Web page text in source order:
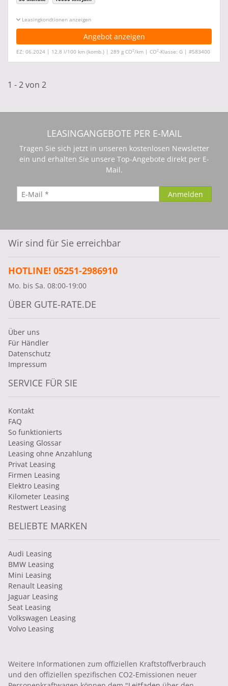
Leasingkonditionen ein-/ausblenden
Angebot anzeigen
EZ: 06.2024 | 12,8 l/100 km (komb.) | 289 g CO2/km | CO2-Klasse: G | #583400
1 - 2 von 2
LEASINGANGEBOTE PER E-MAIL
Tragen Sie sich jetzt in unseren kostenlosen Newsletter
ein und erhalten Sie unsere Top-Angebote direkt per E-
Mail.
Wir sind für Sie erreichbar
HOTLINE! 05251-2986910
Mo. bis Sa. 08:00-19:00
ÜBER GUTE-RATE.DE
Über uns
Für Händler
Datenschutz
Impressum
SERVICE FÜR SIE
Kontakt
FAQ
So funktionierts
Leasing Glossar
Leasing ohne Anzahlung
Privat Leasing
Firmen Leasing
Elektro Leasing
Kilometer Leasing
Restwert Leasing
BELIEBTE MARKEN
Audi Leasing
BMW Leasing
Mini Leasing
Renault Leasing
Jaguar Leasing
Seat Leasing
Volkswagen Leasing
Volvo Leasing
Weitere Informationen zum offiziellen Kraftstoffverbrauch
und den offiziellen spezifischen CO2-Emissionen neuer